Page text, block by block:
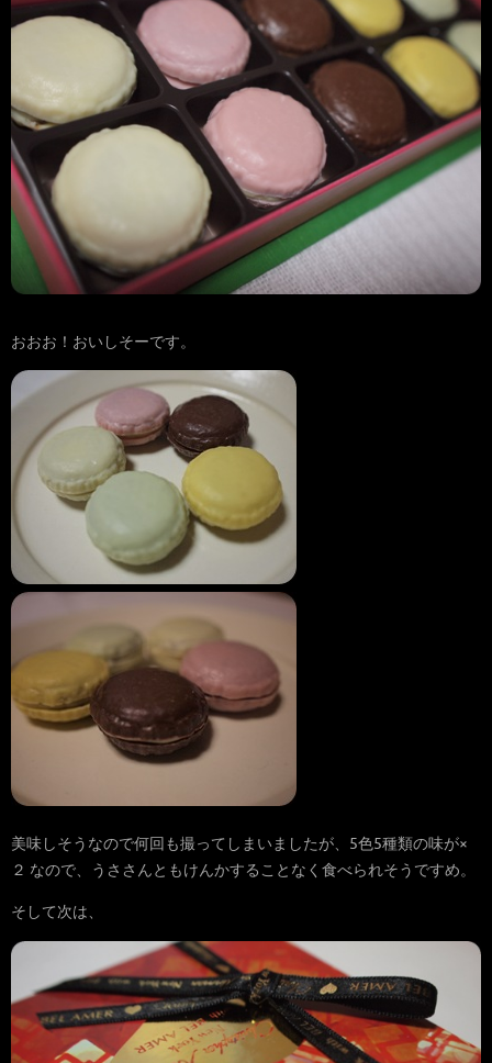
おおお！おいしそーです。
美味しそうなので何回も撮ってしまいましたが、5色5種類の味が×
２ なので、うささんともけんかすることなく食べられそうですめ。
そして次は、